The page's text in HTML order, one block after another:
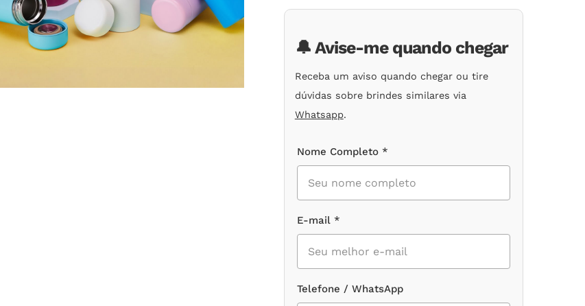
clientes
🔔 Avise-me quando chegar
Receba um aviso quando chegar ou tire
dúvidas sobre brindes similares via
Whatsapp.
Nome Completo *
E-mail *
Telefone / WhatsApp